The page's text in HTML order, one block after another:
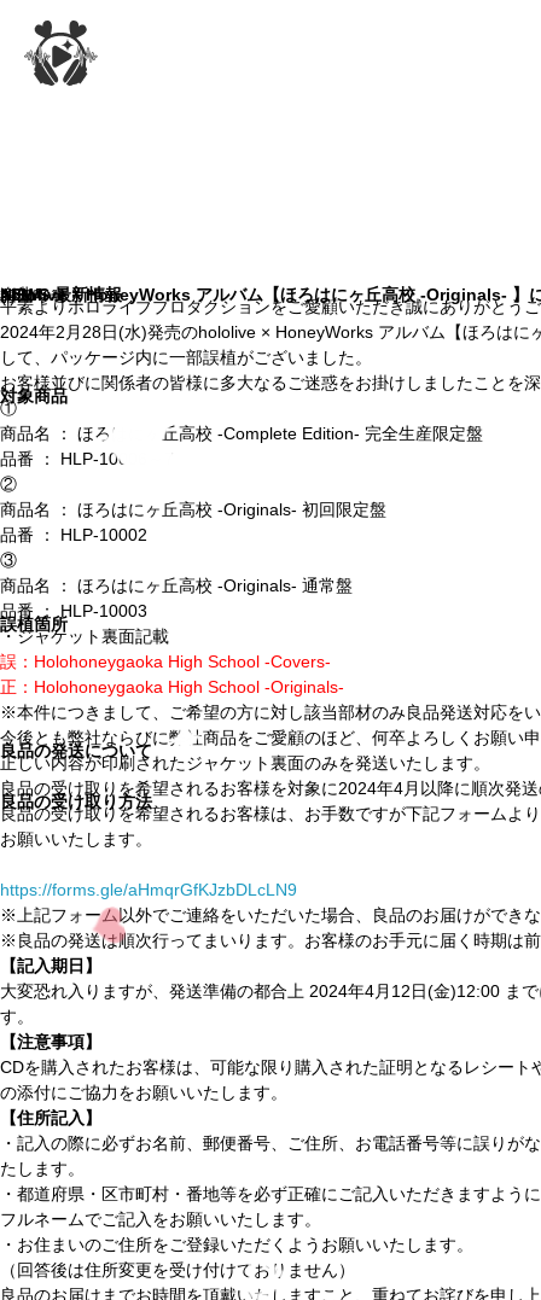
NEWS最新情報
ALL
お知らせ
楽曲
2024.03.12
hololive × HoneyWorks アルバム【ほろはにヶ丘高校 -Originals- 】
平素よりホロライブプロダクションをご愛顧いただき誠にありがとう
2024年2月28日(水)発売のhololive × HoneyWorks アルバム【ほろはに
して、パッケージ内に一部誤植がございました。
お客様並びに関係者の皆様に多大なるご迷惑をお掛けしましたことを
対象商品
①
商品名 ： ほろはにヶ丘高校 -Complete Edition- 完全生産限定盤
品番 ： HLP-10006～7
②
商品名 ： ほろはにヶ丘高校 -Originals- 初回限定盤
品番 ： HLP-10002
③
商品名 ： ほろはにヶ丘高校 -Originals- 通常盤
品番 ： HLP-10003
誤植箇所
・ジャケット裏面記載
誤：Holohoneygaoka High School -Covers-
正：Holohoneygaoka High School -Originals-
※本件につきまして、ご希望の方に対し該当部材のみ良品発送対応を
今後とも弊社ならびに弊社商品をご愛顧のほど、何卒よろしくお願い
良品の発送について
正しい内容が印刷されたジャケット裏面のみを発送いたします。
良品の受け取りを希望されるお客様を対象に2024年4月以降に順次発
良品の受け取り方法
良品の受け取りを希望されるお客様は、お手数ですが下記フォームよ
お願いいたします。
https://forms.gle/aHmqrGfKJzbDLcLN9
※上記フォーム以外でご連絡をいただいた場合、良品のお届けができ
※良品の発送は順次行ってまいります。お客様のお手元に届く時期は
【記入期日】
大変恐れ入りますが、発送準備の都合上 2024年4月12日(金)12:00 ま
す。
【注意事項】
CDを購入されたお客様は、可能な限り購入された証明となるレシート
の添付にご協力をお願いいたします。
【住所記入】
・記入の際に必ずお名前、郵便番号、ご住所、お電話番号等に誤りが
たします。
・都道府県・区市町村・番地等を必ず正確にご記入いただきますよう
フルネームでご記入をお願いいたします。
・お住まいのご住所をご登録いただくようお願いいたします。
（回答後は住所変更を受け付けておりません）
良品のお届けまでお時間を頂戴いたしますこと、重ねてお詫びを申し